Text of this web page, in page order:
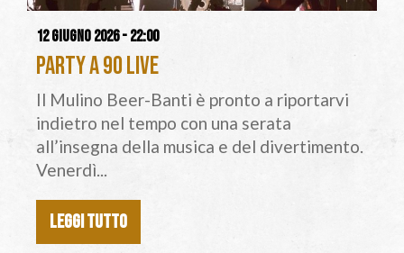
12 giugno 2026 - 22:00
Party a 90 Live
Il Mulino Beer-Banti è pronto a riportarvi
indietro nel tempo con una serata
all’insegna della musica e del divertimento.
Venerdì...
LEGGI TUTTO